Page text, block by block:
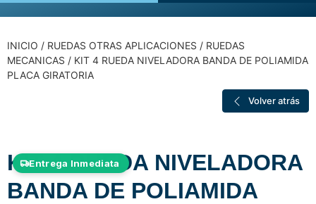
INICIO / RUEDAS OTRAS APLICACIONES / RUEDAS
MECANICAS / KIT 4 RUEDA NIVELADORA BANDA DE POLIAMIDA
PLACA GIRATORIA
Volver atrás
Entrega Inmediata
KIT 4 RUEDA NIVELADORA
BANDA DE POLIAMIDA